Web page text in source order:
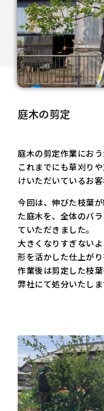
庭木の剪定
庭木の剪定作業にお
これまでにも草刈り
けいただいているお客
今回は、伸びた枝葉
た庭木を、全体のバ
ていただきました。
大きくなりすぎない
形を活かした仕上がり
作業後は剪定した枝
弊社にて処分いたしま